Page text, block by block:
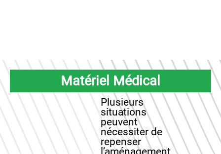
Matériel Médical
Plusieurs
situations
peuvent
nécessiter de
repenser
l’aménagement